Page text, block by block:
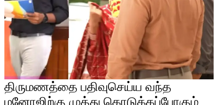
திருமணத்தை பதிவுசெய்ய வந்த
மனோஜிற்கு முத்து கொடுக்கப்போகும்